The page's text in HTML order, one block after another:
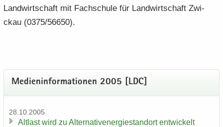
Land­wirt­schaft mit Fach­schu­le für Land­wirt­schaft Zwi­
ckau (0375/56650).
Me­di­en­in­for­ma­tio­nen 2005 [LDC]
28.10.2005
Alt­last wird zu Al­ter­na­tiv­ener­gie­stand­ort ent­wi­ckelt